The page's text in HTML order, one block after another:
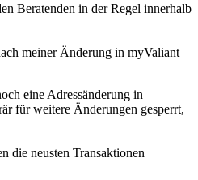
Beratenden in der Regel innerhalb
meiner Änderung in myValiant
eine Adressänderung in
für weitere Änderungen gesperrt,
die neusten Transaktionen